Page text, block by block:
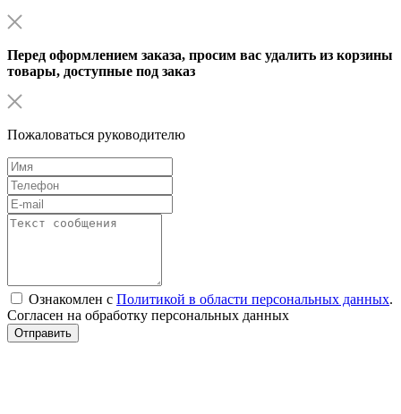
Перед оформлением заказа, просим вас удалить из корзины
товары, доступные под заказ
Пожаловаться руководителю
Ознакомлен с Политикой в области персональных данных.
Согласен на обработку персональных данных
Отправить